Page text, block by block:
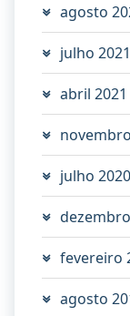
agosto
julho 2021
abril 2021
julho 2020
fevereiro
agosto